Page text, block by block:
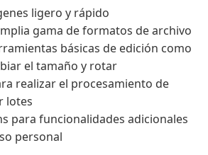
ligero y rápido
gama de formatos de archivo
básicas de edición como
el tamaño y rotar
realizar el procesamiento de
lotes
para funcionalidades adicionales
personal